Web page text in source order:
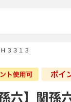
３３１３
孫六】関